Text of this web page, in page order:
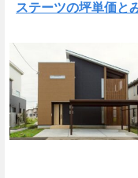
ステーツの坪単価と